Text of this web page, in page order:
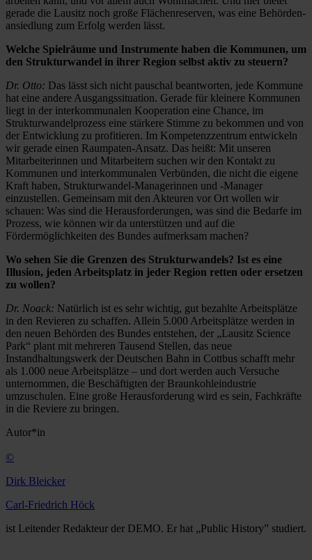
gerade die Lausitz noch große Flächenreserven, was eine Behörden­
ansiedlung zum Erfolg werden lässt.
Welche Spielräume und Instrumente haben die Kommunen, um
den Strukturwandel in ihrer Region selbst aktiv zu steuern?
Dr. Otto: Das lässt sich nicht pauschal beantworten, jede Kommune
hat eine andere Ausgangssituation. Gerade für kleinere Kommunen
liegt in der interkommunalen Kooperation eine Chance, im
Strukturwandelprozess eine stärkere Stimme zu bekommen und von
der Entwicklung zu profitieren. Im Kompetenzzentrum entwickeln
wir gerade einen Raumpaten-Ansatz. Das heißt: Mit unseren
Mitarbeiterinnen und Mitarbeitern suchen wir den Kontakt zu
Kommunen und interkommunalen Verbünden, die nicht die eigene
Kraft haben, Strukturwandel-Managerinnen und -Manager
einzustellen. Gemeinsam mit den ­Akteuren vor Ort wollen wir
schauen: Was sind die ­Herausforderungen, was sind die Bedarfe im
Prozess, wie können wir da unterstützen und auf die
Fördermöglichkeiten des Bundes ­aufmerksam machen?
Wo sehen Sie die Grenzen des ­Strukturwandels? Ist es eine
Illusion, jeden Arbeitsplatz in jeder Region retten oder ersetzen
zu wollen?
Dr. Noack: Natürlich ist es sehr wichtig, gut bezahlte Arbeitsplätze
in den Revieren zu schaffen. Allein 5.000 Arbeitsplätze werden in
den neuen Behörden des Bundes entstehen, der „Lausitz Science
Park“ plant mit mehreren Tausend Stellen, das neue
Instandhaltungswerk der Deutschen Bahn in Cottbus schafft mehr
als 1.000 neue Arbeitsplätze – und dort werden auch Versuche
unternommen, die Beschäftigten der Braunkohle­industrie
umzuschulen. Eine große ­Herausforderung wird es sein, Fachkräfte
in die ­Reviere zu bringen.
Autor*in
©
Dirk Bleicker
Carl-Friedrich Höck
ist Leitender Redakteur der DEMO. Er hat „Public History” studiert.